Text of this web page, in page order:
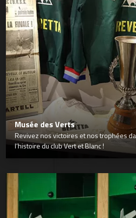
Musée des Verts
Revivez nos victoires et nos trophées
l’histoire du club Vert et Blanc !